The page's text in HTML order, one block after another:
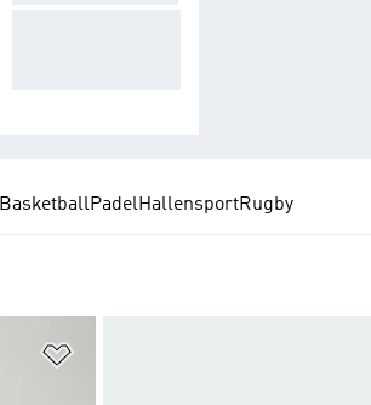
BasketballPadelHallensportRugby